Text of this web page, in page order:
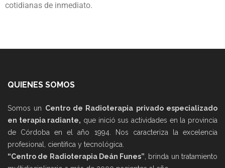
cotidianas de inmediato.
QUIENES SOMOS
Somos un Centro de Radioterapia privado especializado
en terapia radiante, que inició sus actividades en la provincia
de Córdoba en el año 1994. Nos caracteriza la excelencia
profesional, científica y tecnológica.
“Centro de Radioterapia Deán Funes” , brinda un tratamiento